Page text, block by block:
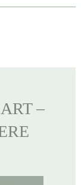
–